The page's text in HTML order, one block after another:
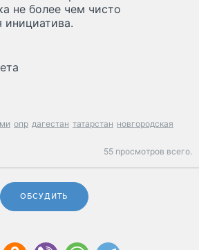
не более чем чисто
инициатива.
опр дагестан татарстан новгородская
55 просмотров всего.
ОБСУДИТЬ